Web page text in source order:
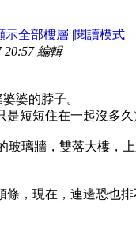
示全部樓層 |閱讀模式
20:57 編輯
婆的脖子。
是短短住在一起沒多久
玻璃牆，雙落大樓，
條，現在，連邊恐也